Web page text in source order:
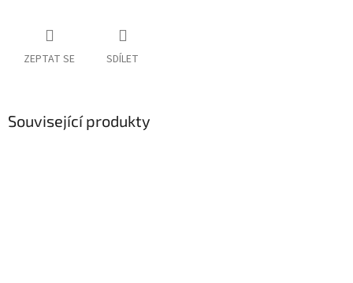
ZEPTAT SE SDÍLET
Související produkty